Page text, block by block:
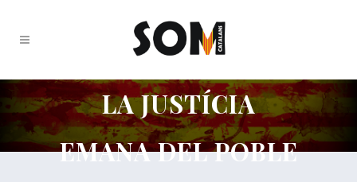
LA JUSTÍCIA
EMANA DEL POBLE